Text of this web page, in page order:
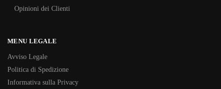
Opinioni dei Clienti
MENU LEGALE
Avviso Legale
Politica di Spedizione
Informativa sulla Privacy